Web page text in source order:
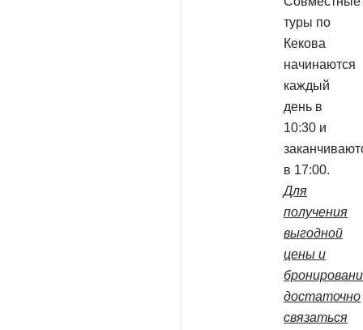
туры по
Кекова
начинаются
каждый
день в
10:30 и
в 17:00.
Для
получения
выгодной
цены и
достаточно
связаться